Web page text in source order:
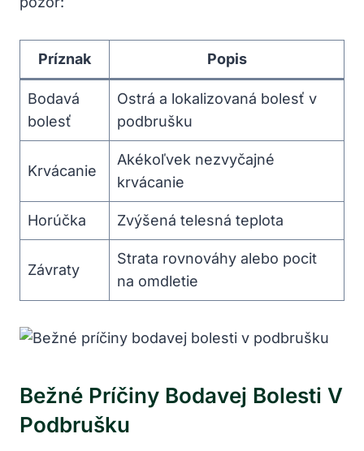
Príznak Popis
Bodavá
bolesť
Ostrá a lokalizovaná bolesť v
podbrušku
Krvácanie
Akékoľvek nezvyčajné
krvácanie
Horúčka Zvýšená telesná teplota
Závraty
Strata rovnováhy alebo pocit
na omdletie
Bežné Príčiny Bodavej Bolesti V
Podbrušku